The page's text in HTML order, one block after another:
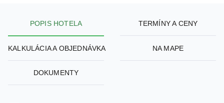
KALKULÁCIA A OBJEDNÁVKA NA MAPE
DOKUMENTY